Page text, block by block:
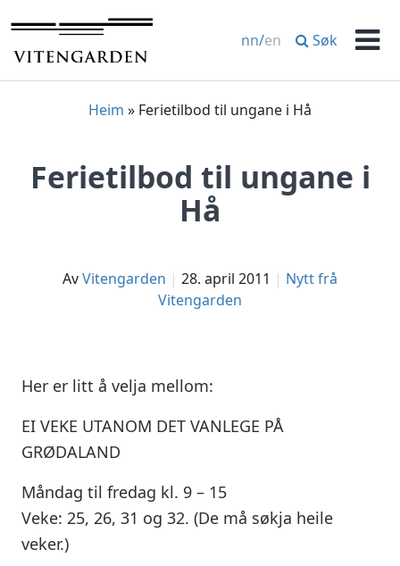
til
innhold
nn/en Søk
Heim » Ferietilbod til ungane i Hå
Ferietilbod til ungane i
Hå
avVitengarden 28. april 2011
Nytt frå
Vitengarden
Her er litt å velja mellom:
EI VEKE UTANOM DET VANLEGE PÅ
GRØDALAND
Måndag til fredag kl. 9 – 15
Veke: 25, 26, 31 og 32. (De må søkja heile
veker.)